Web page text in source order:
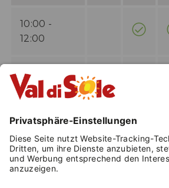
10:00 -
12:00
14:30 -
18:30
An anderen Tagen und zu anderen
gebührenpflichtig. Ermäßigung mit